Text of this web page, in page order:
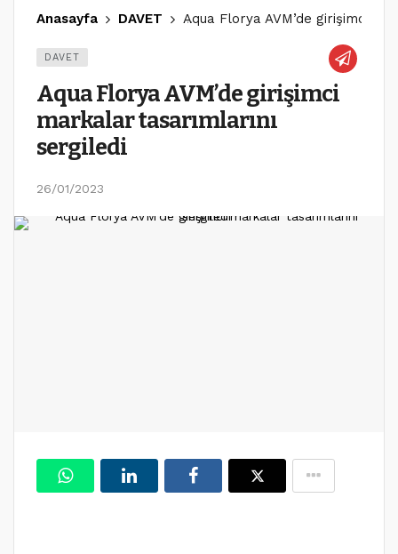
Anasayfa DAVET Aqua Florya AVM’de girişimci
DAVET
Aqua Florya AVM’de girişimci
markalar tasarımlarını
sergiledi
26/01/2023